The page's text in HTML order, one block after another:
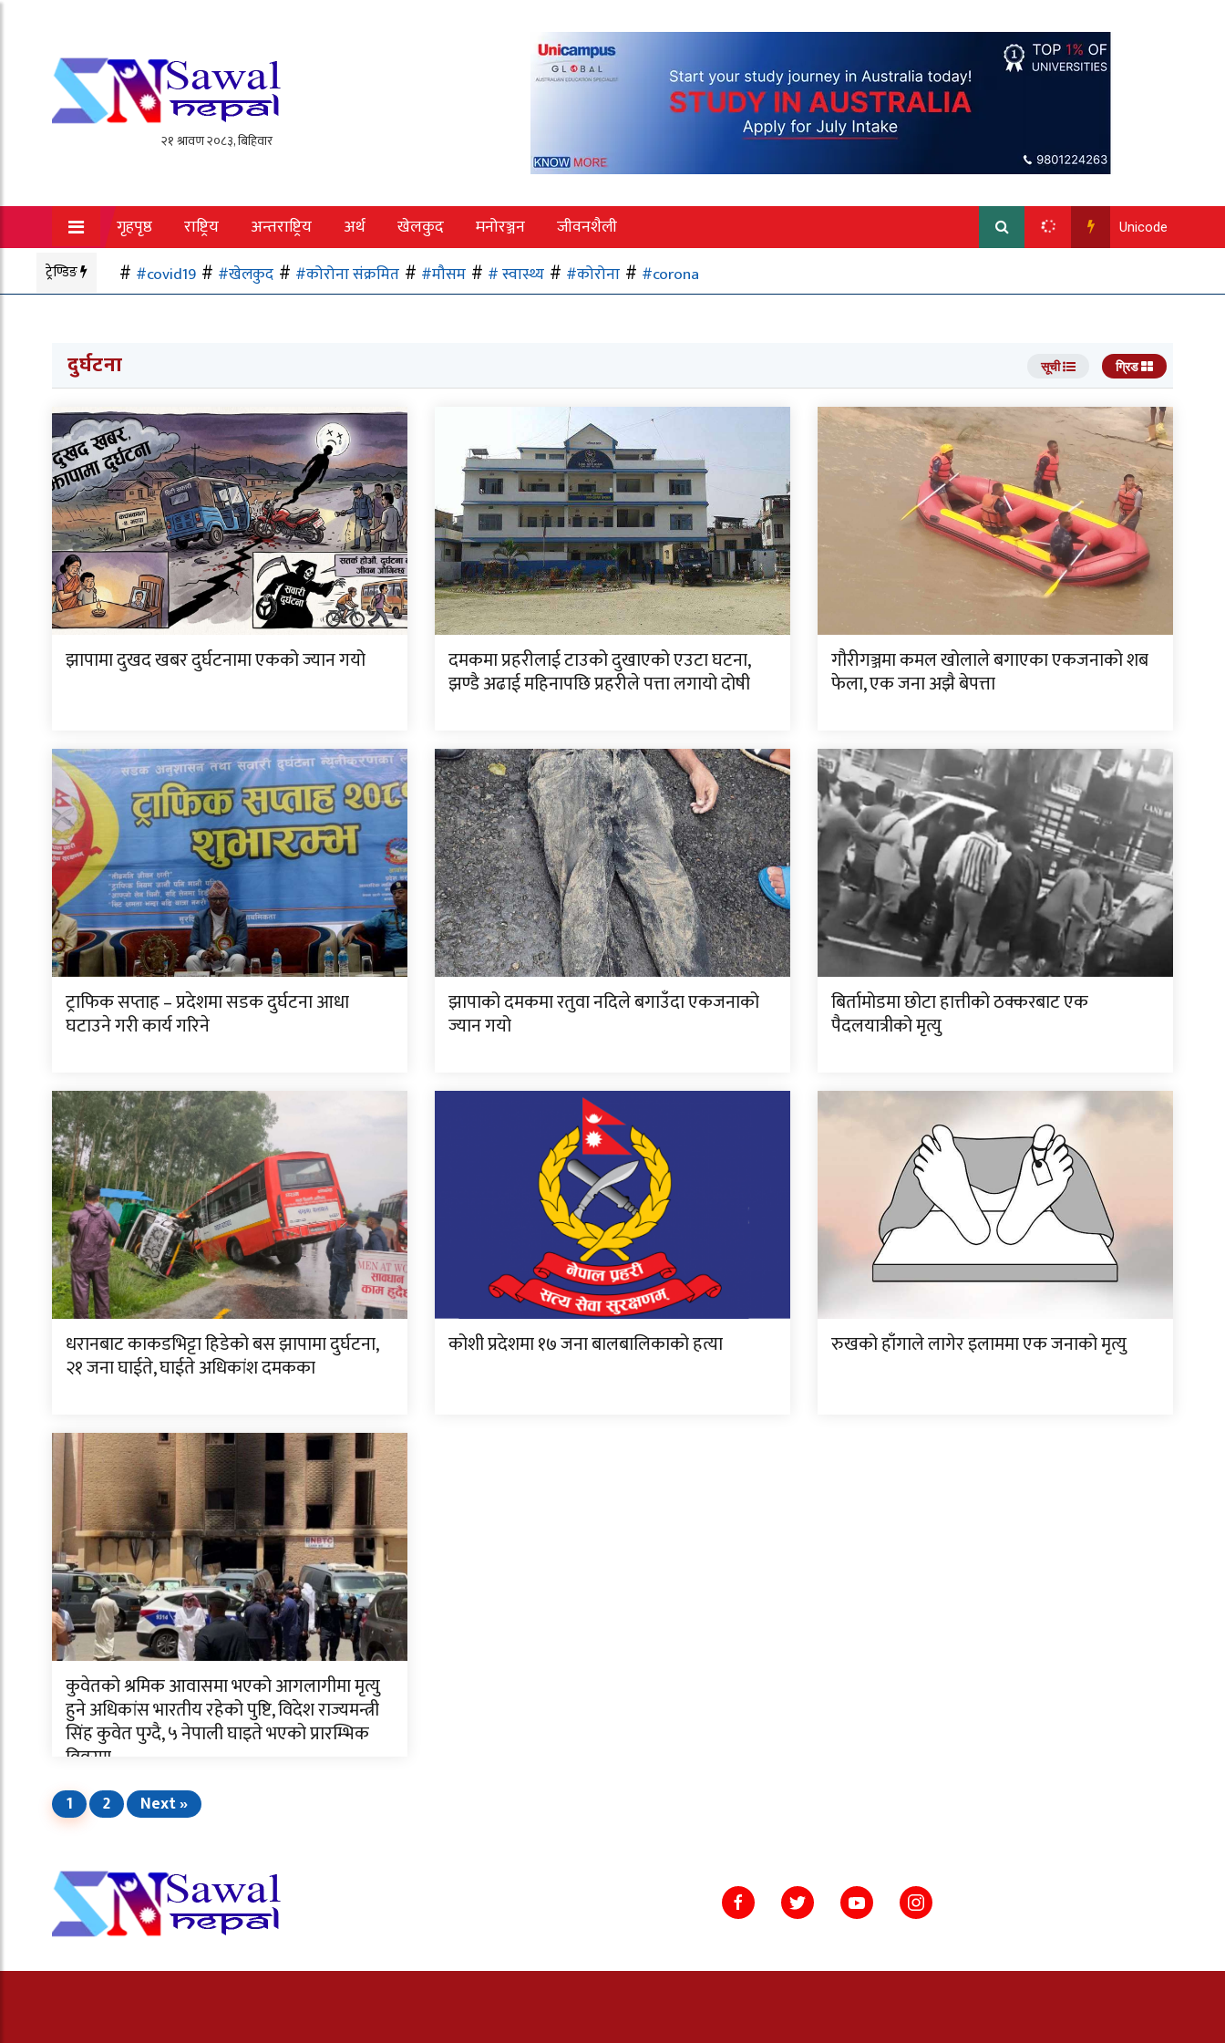
गृहपृष्ठ राष्ट्रिय अन्तराष्ट्रिय अर्थ खेलकुद मनोरञ्जन जीवनशैली Unicode
ट्रेण्डिङ #covid19 #खेलकुद #कोरोना संक्रमित #मौसम # स्वास्थ्य #कोरोना #corona
दुर्घटना सूची ग्रिड
झापामा दुखद खबर दुर्घटनामा एकको ज्यान गयो दमकमा प्रहरीलाई टाउको दुखाएको एउटा घटना,
झण्डै अढाई महिनापछि प्रहरीले पत्ता लगायो दोषी
गौरीगञ्जमा कमल खोलाले बगाएका एकजनाको शब
फेला, एक जना अझै बेपत्ता
ट्राफिक सप्ताह – प्रदेशमा सडक दुर्घटना आधा
घटाउने गरी कार्य गरिने
झापाको दमकमा रतुवा नदिले बगाउँदा एकजनाको
ज्यान गयो
बिर्तामोडमा छोटा हात्तीको ठक्करबाट एक
पैदलयात्रीको मृत्यु
धरानबाट काकडभिट्टा हिडेको बस झापामा दुर्घटना,
२१ जना घाईते, घाईते अधिकांश दमकका
कोशी प्रदेशमा १७ जना बालबालिकाको हत्या रुखको हाँगाले लागेर इलाममा एक जनाको मृत्यु
कुवेतको श्रमिक आवासमा भएको आगलागीमा मृत्यु
हुने अधिकांस भारतीय रहेको पुष्टि, विदेश राज्यमन्त्री
सिंह कुवेत पुग्दै, ५ नेपाली घाइते भएको प्रारम्भिक
विवरण
1 2 Next »